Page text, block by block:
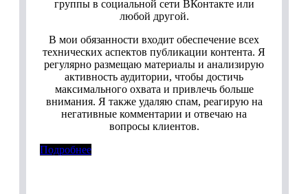
группы в социальной сети ВКонтакте или
любой другой.
В мои обязанности входит обеспечение всех
технических аспектов публикации контента. Я
регулярно размещаю материалы и анализирую
активность аудитории, чтобы достичь
максимального охвата и привлечь больше
внимания. Я также удаляю спам, реагирую на
негативные комментарии и отвечаю на
вопросы клиентов.
Подробнее